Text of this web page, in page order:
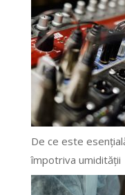
De ce este
împotriva umidității